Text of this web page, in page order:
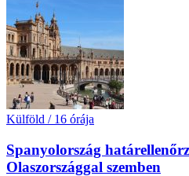
Külföld / 16 órája
Spanyolország
Olaszországgal szemben